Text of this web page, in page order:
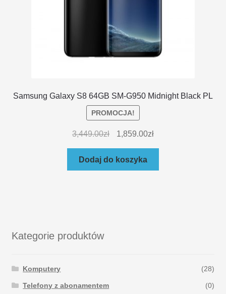
Samsung Galaxy S8 64GB SM-G950 Midnight Black PL
PROMOCJA!
3,449.00zł 1,859.00zł
Dodaj do koszyka
Kategorie produktów
Komputery (28)
Telefony z abonamentem (0)